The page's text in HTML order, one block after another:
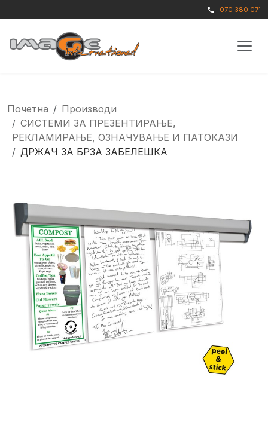
call 070 380 071
Почетна
Производи
СИСТЕМИ ЗА ПРЕЗЕНТИРАЊЕ,
РЕКЛАМИРАЊЕ, ОЗНАЧУВАЊЕ И ПАТОКАЗИ
ДРЖАЧ ЗА БРЗА ЗАБЕЛЕШКА